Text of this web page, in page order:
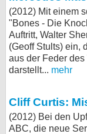
(2012) Mit einem
"Bones - Die
Auftritt, Walter
(Geoff Stults) ein,
aus der Feder
darstellt... mehr
Cliff Curtis:
(2012) Bei den
ABC, die neue